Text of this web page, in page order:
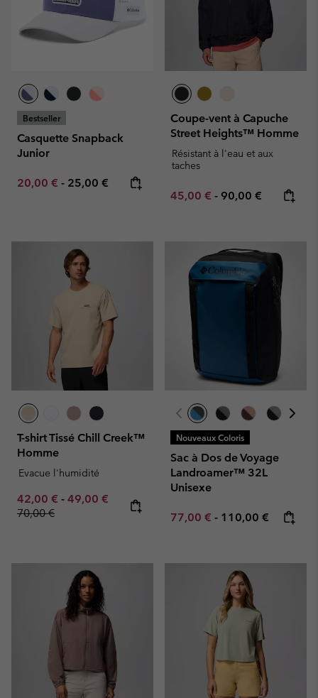
Bestseller
Casquette Snapback
Junior
Minimum sale price:
20,00 € - Maximum price:
25,00 €
Coupe-vent à Capuche
Street Heights™ Homme
Résistant à l'eau et aux
taches
Minimum sale price:
45,00 € - Maximum price:
90,00 €
T-shirt Tissé Chill Creek™
Homme
Evacue l'humidité
Minimum sale price:
42,00 € - Maximum sale price:
49,00 € Regular price:
70,00 €
Nouveaux Coloris
Sac à Dos de Voyage
Landroamer™ 32L
Unisexe
Minimum sale price:
77,00 € - Maximum price:
110,00 €